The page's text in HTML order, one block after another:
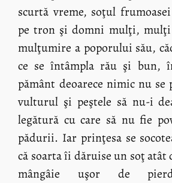
scurtă vreme, soţul
pe tron şi domni mulţi, mulţi
mulţumire a poporului său,
ce se întâmpla rău şi bun,
pământ deoarece nimic nu se
vulturul şi peştele să nu-i
legătură cu care să nu fie
pădurii. Iar prinţesa se
că soarta îi dăruise un soţ atât
mângâie uşor de